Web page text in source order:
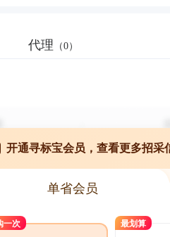
代理 （0）
开通寻标宝会员，查看更多招采
单省会员
一次 最划算